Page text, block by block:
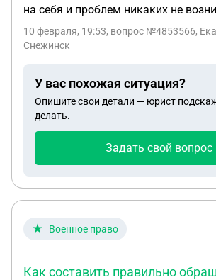
на себя и проблем никаких не
10 февраля, 19:53, вопрос №4853566,
Снежинск
У вас похожая ситуация?
Опишите свои детали — юрист
делать.
Задать свой вопрос
Военное право
Как составить правильно